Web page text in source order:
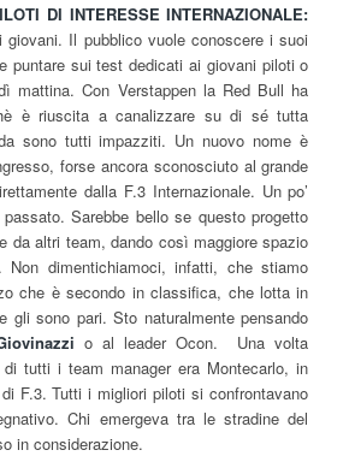
DI INTERESSE INTERNAZIONALE:
giovani. Il pubblico vuole conoscere i suoi
puntare sui test dedicati ai giovani piloti o
mattina. Con Verstappen la Red Bull ha
è riuscita a canalizzare su di sé tutta
sono tutti impazziti. Un nuovo nome è
forse ancora sconosciuto al grande
dalla F.3 Internazionale. Un po’
Sarebbe bello se questo progetto
da altri team, dando così maggiore spazio
Non dimentichiamoci, infatti, che stiamo
che è secondo in classifica, che lotta in
gli sono pari. Sto naturalmente pensando
o al leader Ocon. Una volta
di tutti i team manager era Montecarlo, in
F.3. Tutti i migliori piloti si confrontavano
Chi emergeva tra le stradine del
in considerazione.